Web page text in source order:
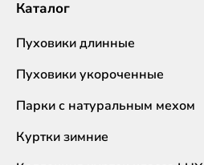
Каталог
Пуховики длинные
Пуховики укороченные
Парки с натуральным мехом
Куртки зимние